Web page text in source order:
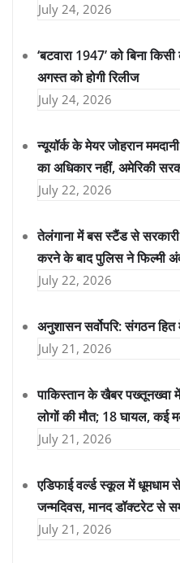
July 24, 2026
‘बटवारा 1947’ को बिना
अगस्त को होगी रिलीज
July 24, 2026
न्यूयॉर्क के मेयर जोहरान
का अधिकार नहीं, अमेरिकी
July 22, 2026
तेलंगाना में बस स्टैंड से सरकारी
करने के बाद पुलिस ने फिल्मी
July 22, 2026
अनुशासन सर्वोपरि: संगठन हित
July 21, 2026
पाकिस्तान के खैबर पख्तूनख्वा
लोगों की मौत; 18 घायल, कई
July 21, 2026
एडिफाई वर्ल्ड स्कूल में धूमधाम
जन्मदिवस, मानद डॉक्टरेट से
July 21, 2026